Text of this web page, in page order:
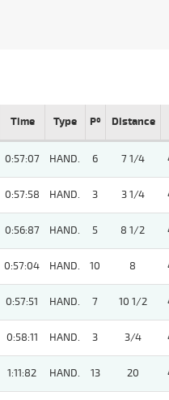
Time Type Pº Distance
0:57:07 HAND. 6 7 1/4
0:57:58 HAND. 3 3 1/4
0:56:87 HAND. 5 8 1/2
0:57:04 HAND. 10 8
0:57:51 HAND. 7 10 1/2
0:58:11 HAND. 3 3/4
1:11:82 HAND. 13 20